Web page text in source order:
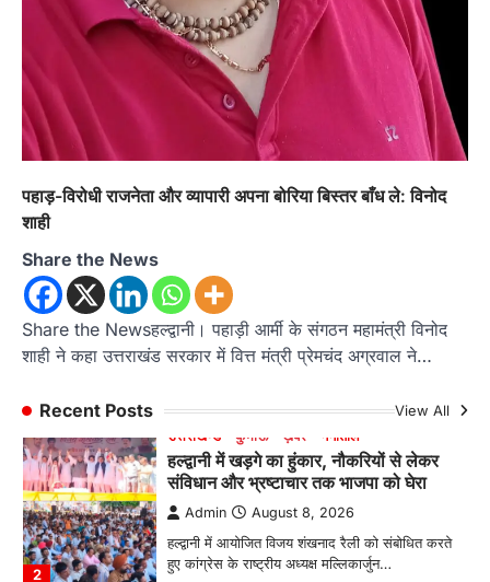
पहाड़-विरोधी राजनेता और व्यापारी अपना बोरिया बिस्तर बाँध ले: विनोद
शाही
Share the News
Share the Newsहल्द्वानी। पहाड़ी आर्मी के संगठन महामंत्री विनोद
शाही ने कहा उत्तराखंड सरकार में वित्त मंत्री प्रेमचंद अग्रवाल ने…
Recent Posts View All
अल्मोड़ा उत्तराखण्ड कुमाऊं ख़बरें धार्मिक
मानिला देवी मंदिर में श्रीमद्भागवत कथा के चतुर्थ
दिवस धूमधाम से मनाया गया श्रीकृष्ण जन्मोत्सव,
राज्य मंत्री कैलाश पंत ने किया कथा श्रवण
Admin August 6, 2026
रानीखेत। मानिला देवी मंदिर, कमराड़/विनायक क्षेत्र में
आयोजित श्रीमद्भागवत कथा के चतुर्थ दिवस गुरुवार को…
में हासिल किया प्रथम स्थान
Admin
रानीखेत। आर्मी पब्लिक स्कूल रानीखेत की प्रतिभाशाली
छात्रा याग्यिका कुंद्रा ने अपनी शानदार शतरंज प्रतिभा…
2
उत्तराखण्ड कुमाऊं ख़बरें नैनीताल
हल्द्वानी में खड़गे का हुंकार, नौकरियों से लेकर
संविधान और भ्रष्टाचार तक भाजपा को घेरा
Admin August 8, 2026
हल्द्वानी में आयोजित विजय शंखनाद रैली को संबोधित करते
हुए कांग्रेस के राष्ट्रीय अध्यक्ष मल्लिकार्जुन…